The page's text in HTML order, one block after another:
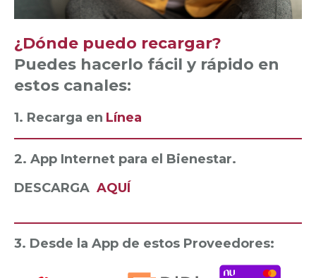
¿Dónde puedo recargar?
Puedes hacerlo fácil y rápido en
estos canales:
1. Recarga en Línea
2. App Internet para el Bienestar.
DESCARGA AQUÍ
3. Desde la App de estos Proveedores: